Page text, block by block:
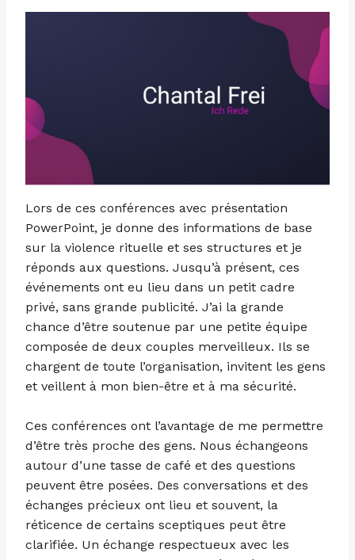
Lors de ces conférences avec présentation
PowerPoint, je donne des informations de base
sur la violence rituelle et ses structures et je
réponds aux questions. Jusqu’à présent, ces
événements ont eu lieu dans un petit cadre
privé, sans grande publicité. J’ai la grande
chance d’être soutenue par une petite équipe
composée de deux couples merveilleux. Ils se
chargent de toute l’organisation, invitent les gens
et veillent à mon bien-être et à ma sécurité.
Ces conférences ont l’avantage de me permettre
d’être très proche des gens. Nous échangeons
autour d’une tasse de café et des questions
peuvent être posées. Des conversations et des
échanges précieux ont lieu et souvent, la
réticence de certains sceptiques peut être
clarifiée. Un échange respectueux avec les